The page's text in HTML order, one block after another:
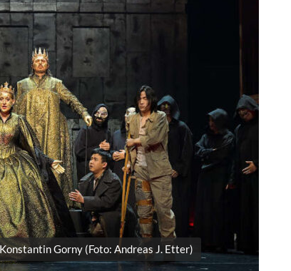
Gorny (Foto: Andreas J. Etter)